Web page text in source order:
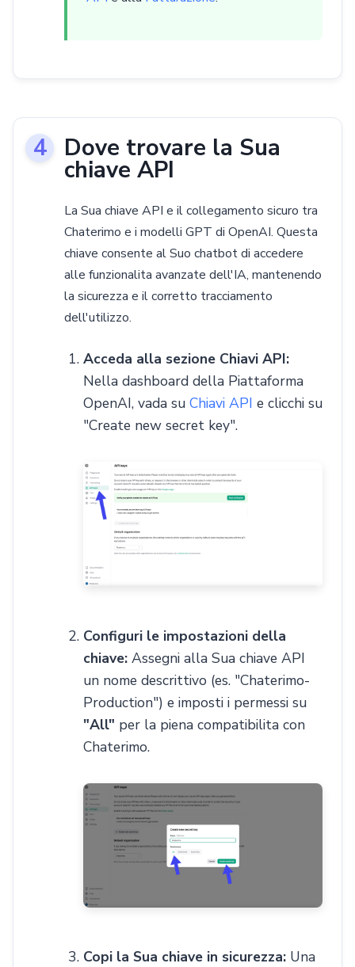
Dove trovare la Sua
chiave API
La Sua chiave API e il collegamento sicuro tra
Chaterimo e i modelli GPT di OpenAI. Questa
chiave consente al Suo chatbot di accedere
alle funzionalita avanzate dell'IA, mantenendo
la sicurezza e il corretto tracciamento
dell'utilizzo.
Acceda alla sezione Chiavi API:
Nella dashboard della Piattaforma
OpenAI, vada su Chiavi API e clicchi su
"Create new secret key".
Configuri le impostazioni della
chiave: Assegni alla Sua chiave API
un nome descrittivo (es. "Chaterimo-
Production") e imposti i permessi su
"All" per la piena compatibilita con
Chaterimo.
Copi la Sua chiave in sicurezza: Una